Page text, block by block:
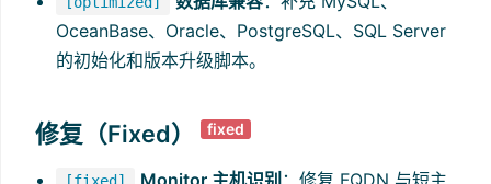
OceanBase、Oracle、PostgreSQL、SQL Server
的初始化和版本升级脚本。
修复（Fixed） fixed
[fixed] Monitor 主机识别 ：修复 FQDN 与短主